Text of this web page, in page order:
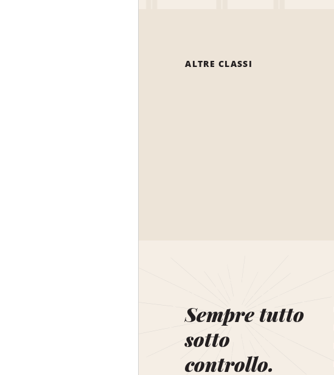
ALTRE CLASSI
Sempre tutto
sotto
controllo.